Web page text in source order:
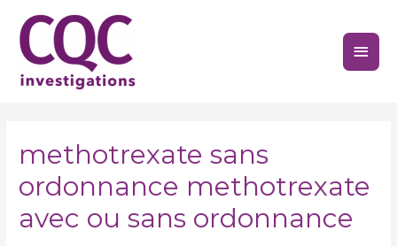
content
Main
methotrexate sans
ordonnance methotrexate
avec ou sans ordonnance